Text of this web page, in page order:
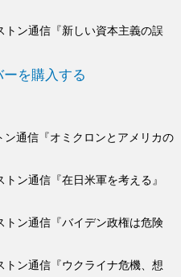
トン通信『新しい資本主義の誤
を購入する
トン通信『ウクライナ危機、想
トン通信『バイデン政権は危険
トン通信『在日米軍を考える』
通信『オミクロンとアメリカの